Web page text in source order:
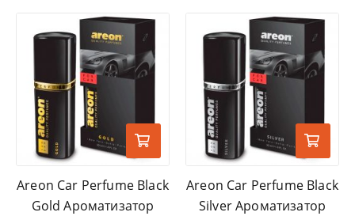
Areon Car Perfume Black
Gold Ароматизатор
Areon Car Perfume Black
Silver Ароматизатор